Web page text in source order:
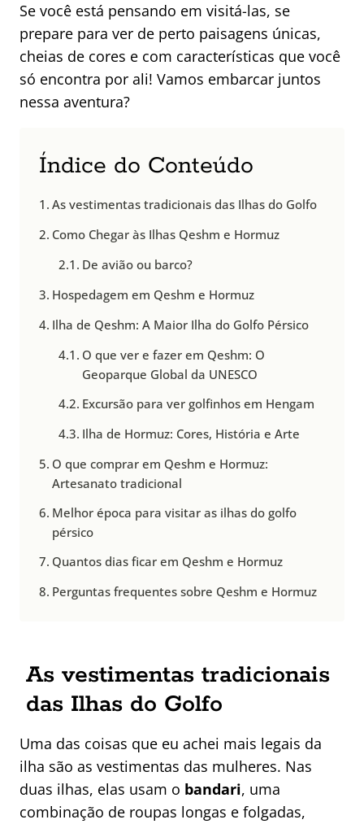
Se você está pensando em visitá-las, se
prepare para ver de perto paisagens únicas,
cheias de cores e com características que você
só encontra por ali! Vamos embarcar juntos
nessa aventura?
Índice do Conteúdo
As vestimentas tradicionais das Ilhas do Golfo
Como Chegar às Ilhas Qeshm e Hormuz
De avião ou barco?
Hospedagem em Qeshm e Hormuz
Ilha de Qeshm: A Maior Ilha do Golfo Pérsico
O que ver e fazer em Qeshm: O
Geoparque Global da UNESCO
Excursão para ver golfinhos em Hengam
Ilha de Hormuz: Cores, História e Arte
O que comprar em Qeshm e Hormuz:
Artesanato tradicional
Melhor época para visitar as ilhas do golfo
pérsico
Quantos dias ficar em Qeshm e Hormuz
Perguntas frequentes sobre Qeshm e Hormuz
As vestimentas tradicionais
das Ilhas do Golfo
Uma das coisas que eu achei mais legais da
ilha são as vestimentas das mulheres. Nas
duas ilhas, elas usam o bandari, uma
combinação de roupas longas e folgadas,